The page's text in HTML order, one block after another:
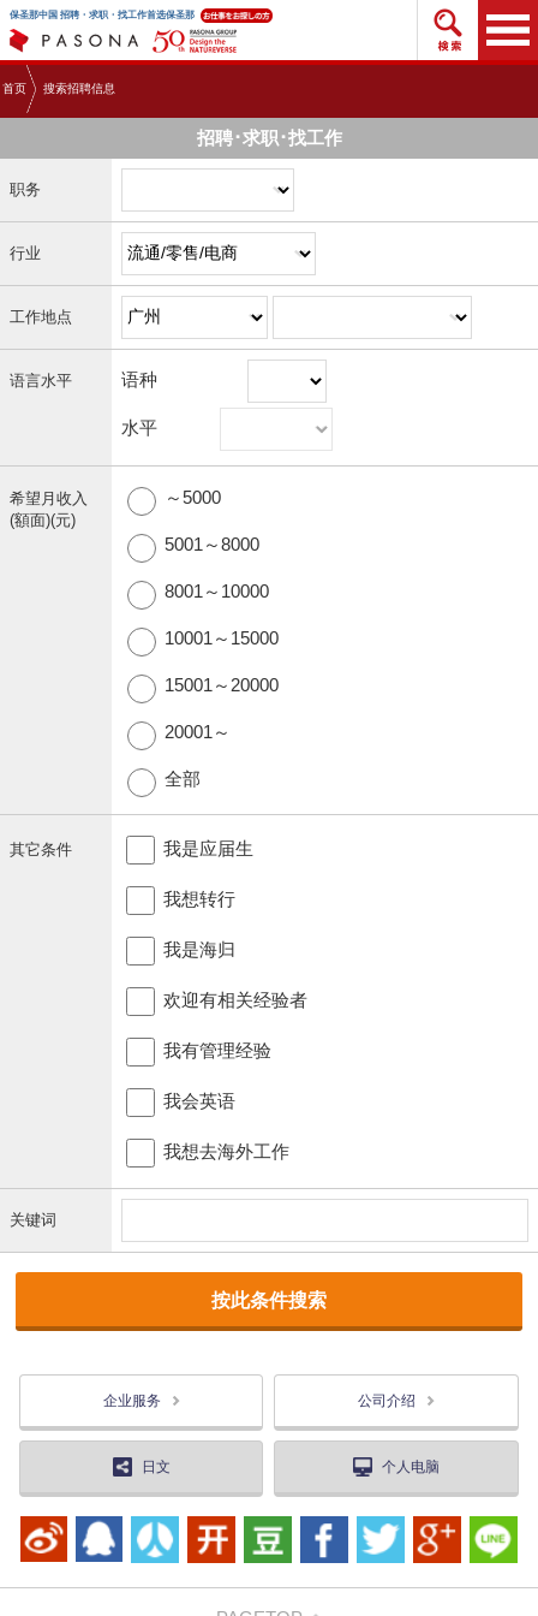
保圣那中国 招聘・求职・找工作首选保圣那 搜索
首页 搜索招聘信息
招聘･求职･找工作
职务
行业
工作地点
语言水平 语种
水平
希望月收入
(額面)(元)
～5000
5001～8000
8001～10000
10001～15000
15001～20000
20001～
全部
其它条件 我是应届生
我想转行
我是海归
欢迎有相关经验者
我有管理经验
我会英语
我想去海外工作
关键词
企业服务 公司介绍
日文 个人电脑